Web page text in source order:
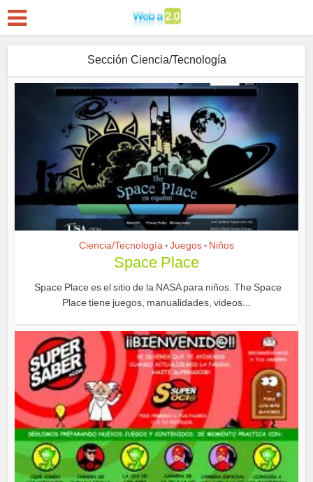
Sección Ciencia/Tecnología
Ciencia/Tecnología • Juegos • Niños
Space Place
Space Place es el sitio de la NASA para niños. The Space
Place tiene juegos, manualidades, videos...